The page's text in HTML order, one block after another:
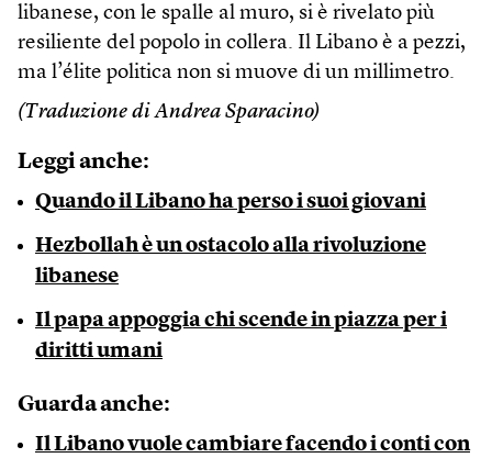
libanese, con le spalle al muro, si è rivelato più
resiliente del popolo in collera. Il Libano è a pezzi,
ma l’élite politica non si muove di un millimetro.
(Traduzione di Andrea Sparacino)
Leggi anche:
Quando il Libano ha perso i suoi giovani
Hezbollah è un ostacolo alla rivoluzione
libanese
Il papa appoggia chi scende in piazza per i
diritti umani
Guarda anche:
Il Libano vuole cambiare facendo i conti con